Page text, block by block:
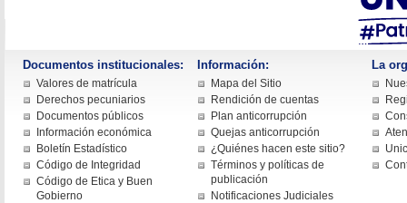
Documentos institucionales:
Valores de matrícula
Derechos pecuniarios
Documentos públicos
Información económica
Boletín Estadístico
Código de Integridad
Código de Etica y Buen
Gobierno
Información:
Mapa del Sitio
Rendición de cuentas
Plan anticorrupción
Quejas anticorrupción
¿Quiénes hacen este sitio?
Términos y políticas de
publicación
Notificaciones Judiciales
La